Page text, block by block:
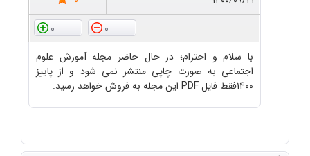
0
0
با سلام و احترام؛ در حال حاضر مجله آموزش علوم
اجتماعی به صورت چاپی منتشر نمی شود و از پاییز
1400فقط فایل PDF این مجله به فروش خواهد رسید.